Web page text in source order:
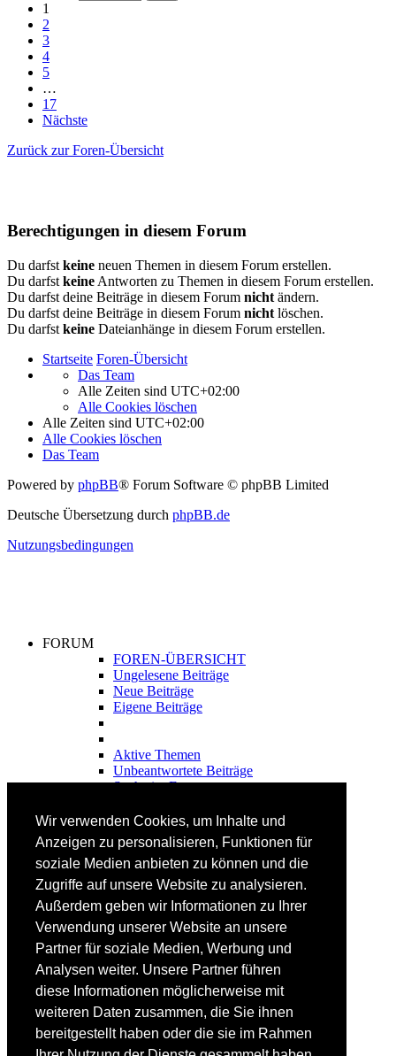
Wir verwenden Cookies, um Inhalte und
Anzeigen zu personalisieren, Funktionen für
soziale Medien anbieten zu können und die
Zugriffe auf unsere Website zu analysieren.
Außerdem geben wir Informationen zu Ihrer
Verwendung unserer Website an unsere
Partner für soziale Medien, Werbung und
Analysen weiter. Unsere Partner führen
diese Informationen möglicherweise mit
weiteren Daten zusammen, die Sie ihnen
bereitgestellt haben oder die sie im Rahmen
1
2
3
4
5
…
17
Nächste
Zurück zur Foren-Übersicht
Berechtigungen in diesem Forum
Du darfst keine neuen Themen in diesem Forum erstellen.
Du darfst keine Antworten zu Themen in diesem Forum erstellen.
Du darfst deine Beiträge in diesem Forum nicht ändern.
Du darfst deine Beiträge in diesem Forum nicht löschen.
Du darfst keine Dateianhänge in diesem Forum erstellen.
Startseite Foren-Übersicht
Das Team
Alle Zeiten sind UTC+02:00
Alle Cookies löschen
Alle Zeiten sind UTC+02:00
Alle Cookies löschen
Das Team
Powered by phpBB® Forum Software © phpBB Limited
Deutsche Übersetzung durch phpBB.de
Nutzungsbedingungen
FORUM
FOREN-ÜBERSICHT
Ungelesene Beiträge
Neue Beiträge
Eigene Beiträge
Aktive Themen
Unbeantwortete Beiträge
Suche im Forum
FAHRTECHNIK
Fortgeschrittene
Lehrplan
Videoanalyse
SKI
SKITEST
Ski-FAQ
Tipps Ski-Kauf
Ski-Typen
Skishops
EQUIPMENT
Skibekleidung